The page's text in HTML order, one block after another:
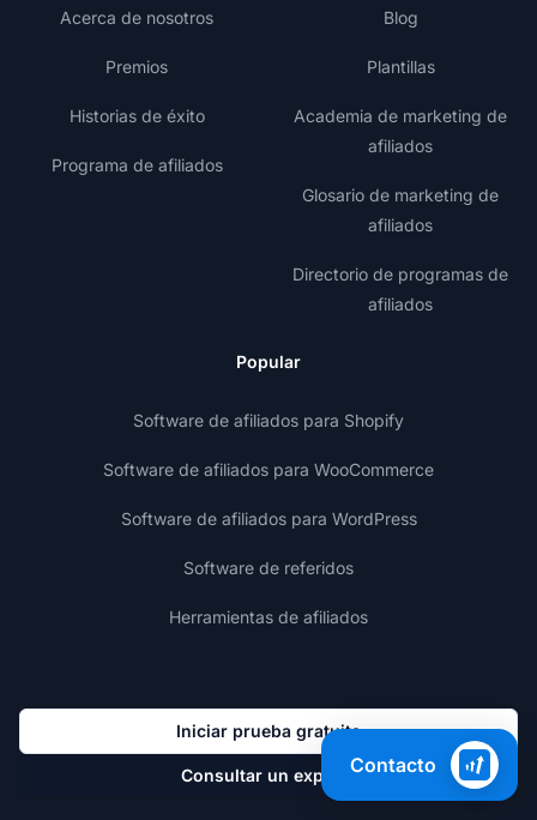
Acerca de nosotros
Premios
Historias de éxito
Programa de afiliados
Blog
Plantillas
Academia de marketing de
afiliados
Glosario de marketing de
afiliados
Directorio de programas de
afiliados
Popular
Software de afiliados para Shopify
Software de afiliados para WooCommerce
Software de afiliados para WordPress
Software de referidos
Herramientas de afiliados
Iniciar prueba gratuita
Consultar un expertoContacto